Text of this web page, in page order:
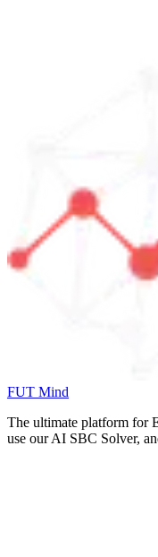
FUT Mind
The ultimate platform for
use our AI SBC Solver,